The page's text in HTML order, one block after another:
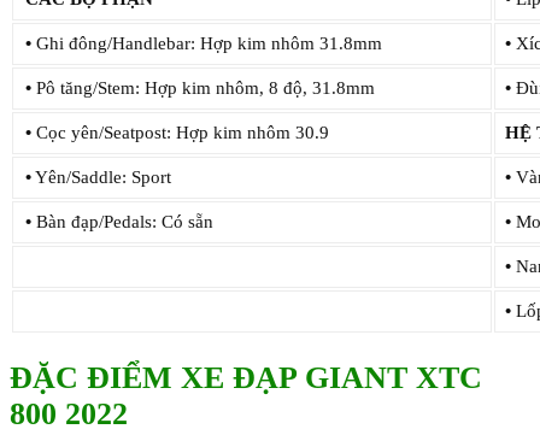
• Ghi đông/Handlebar: Hợp kim nhôm 31.8mm •
• Pô tăng/Stem: Hợp kim nhôm, 8 độ, 31.8mm •Đùi
• Cọc yên/Seatpost: Hợp kim nhôm 30.9 HỆ
•Yên/Saddle: Sport •
• Bàn đạp/Pedals: Có sẵn •
•
•
ĐẶC ĐIỂM XE ĐẠP GIANT XTC
800 2022